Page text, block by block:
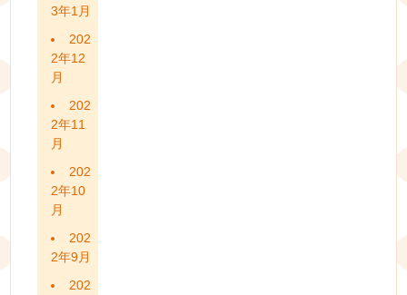
3年1月
202
2年12
月
202
2年11
月
202
2年10
月
202
2年9月
202